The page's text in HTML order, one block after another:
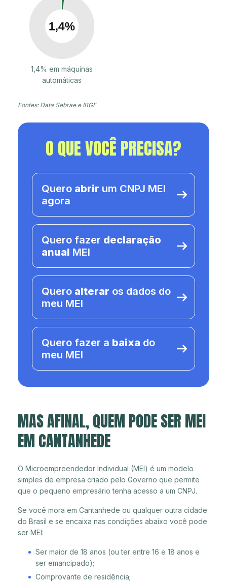
1,4% em máquinas
automáticas
Fontes: Data Sebrae e IBGE
O QUE VOCÊ PRECISA?
Quero abrir um CNPJ MEI
agora
Quero fazer declaração
anual MEI
Quero alterar os dados do
meu MEI
Quero fazer a baixa do
meu MEI
MAS AFINAL, QUEM PODE SER MEI
EM CANTANHEDE
O Microempreendedor Individual (MEI) é um modelo
simples de empresa criado pelo Governo que permite
que o pequeno empresário tenha acesso a um CNPJ.
Se você mora em Cantanhede ou qualquer outra cidade
do Brasil e se encaixa nas condições abaixo você pode
ser MEI:
Ser maior de 18 anos (ou ter entre 16 e 18 anos e
ser emancipado);
Comprovante de residência;